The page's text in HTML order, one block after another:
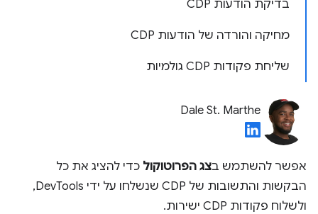
בדיקת הודעות CDP
מחיקה והורדה של הודעות CDP
שליחת פקודות CDP גולמיות
Dale St. Marthe
אפשר להשתמש בצג הפרוטוקול כדי להציג את כל
הבקשות והתשובות של CDP שנשלחו על ידי DevTools,
ולשלוח פקודות CDP ישירות.